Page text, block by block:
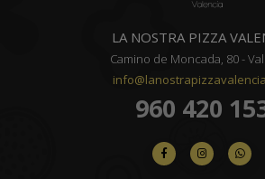
LA NOSTRA PIZZA
Camino de Moncada, 80 -
960 420